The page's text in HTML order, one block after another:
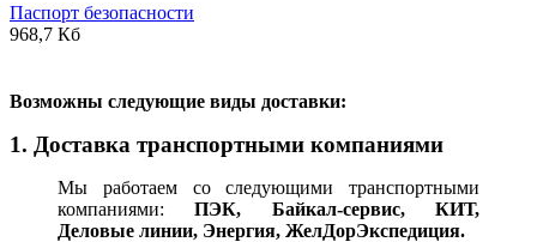
Паспорт безопасности
968,7 Кб
Возможны следующие виды доставки:
1. Доставка транспортными компаниями
Мы работаем со следующими транспортными
компаниями:ПЭК, Байкал-сервис, КИТ,
Деловые линии, Энергия, ЖелДорЭкспедиция.